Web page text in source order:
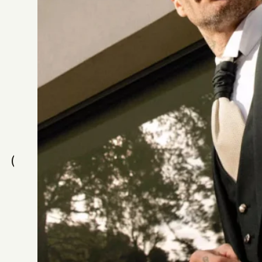
CHAUSSETTES JUST MARRIED MARRON FONCÉ
C ns ulté récem ment
ROBE ADRIANA
Alberto Palatchi
ROBE AGAVE
Alberto Palatchi